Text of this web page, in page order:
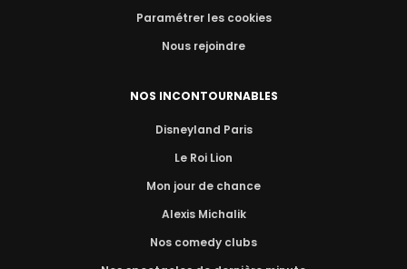
Paramétrer les cookies
Nous rejoindre
NOS INCONTOURNABLES
Disneyland Paris
Le Roi Lion
Mon jour de chance
Alexis Michalik
Nos comedy clubs